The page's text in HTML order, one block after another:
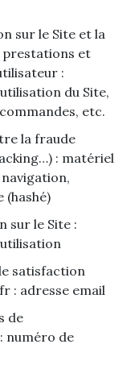
sur le Site et la
prestations et
:
du Site,
etc.
la fraude
: matériel
(hashé)
sur le Site :
satisfaction
: adresse email
de
numéro de